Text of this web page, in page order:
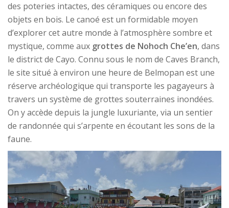
des poteries intactes, des céramiques ou encore des
objets en bois. Le canoé est un formidable moyen
d’explorer cet autre monde à l’atmosphère sombre et
mystique, comme aux grottes de Nohoch Che’en, dans
le district de Cayo. Connu sous le nom de Caves Branch,
le site situé à environ une heure de Belmopan est une
réserve archéologique qui transporte les pagayeurs à
travers un système de grottes souterraines inondées.
On y accède depuis la jungle luxuriante, via un sentier
de randonnée qui s’arpente en écoutant les sons de la
faune.